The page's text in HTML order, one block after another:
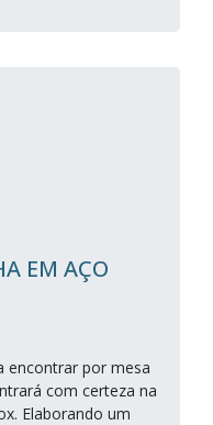
EM AÇO
encontrar por mesa
com certeza na
Elaborando um